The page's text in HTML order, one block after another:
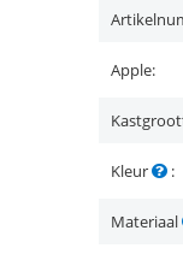
Apple:
Kleur :
Materiaal